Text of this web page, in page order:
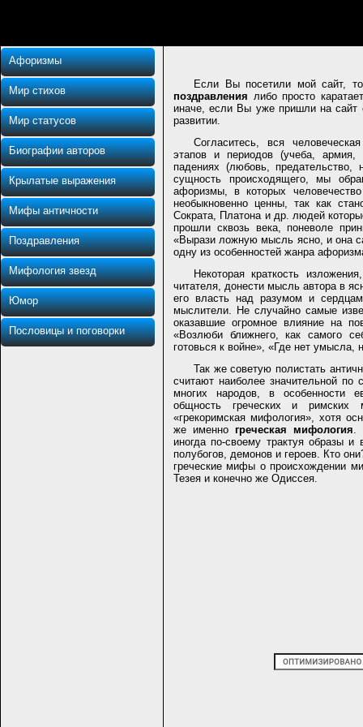
Афоризмы
Мир стихов
Мир статусов
Биографии авторов
Крылатые выражения
Мифы античности
Поздравления
Мифология звезд
Юмор
Пословицы и поговорки
Если Вы посетили мой сайт,
поздравления либо просто
иначе, если Вы уже пришли на сайт
развитии.
Согласитесь, вся
этапов и периодов (учеба,
падениях (любовь,
сущность происходящего, мы
афоризмы, в которых
необыкновенно ценны, так как
Сократа, Платона и др. людей
прошли сквозь века, поневоле
«Вырази ложную мысль ясно, и она
одну из особенностей жанра
Некоторая краткость
читателя, донести мысль автора в
его власть над разумом и
мыслители. Не случайно самые
оказавшие огромное влияние на
«Возлюби ближнего, как самого
готовься к войне», «Где нет
Так же советую полистать
считают наиболее значительной по
многих народов, в особенности
общность греческих и римских
«грекоримская мифология», хотя
же именно греческая мифология.
иногда по-своему трактуя образы
полубогов, демонов и героев. Кто
греческие мифы о происхождении
Тезея и конечно же Одиссея.